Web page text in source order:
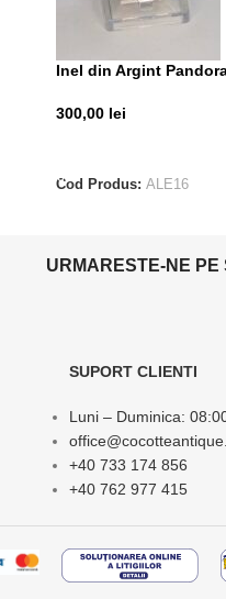
Inel din Argint
300,00 lei
Cod Produs: ALE16
URMARESTE-NE PE
SUPORT CLIENTI
Luni – Duminica:
+40 733 174 856
+40 762 977 415